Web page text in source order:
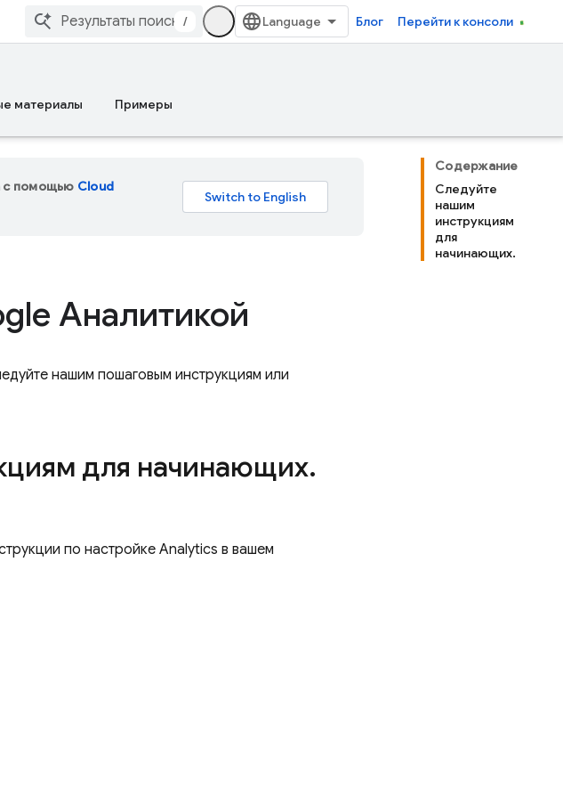
/ Блог Перейти к консоли
материалы Примеры
Содержание
Следуйте
нашим
инструкциям
для
начинающих.
с помощью Cloud
Аналитикой
нашим пошаговым инструкциям или
для начинающих.
по настройке Analytics в вашем